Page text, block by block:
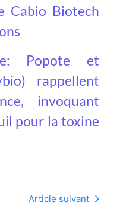
Cabio Biotech
Popote et
rappellent
invoquant
pour la toxine
Article suivant